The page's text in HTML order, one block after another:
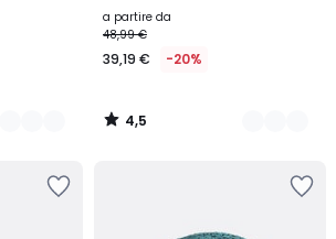
a partire da
48,99 €
39,19 € -20%
4,5
/